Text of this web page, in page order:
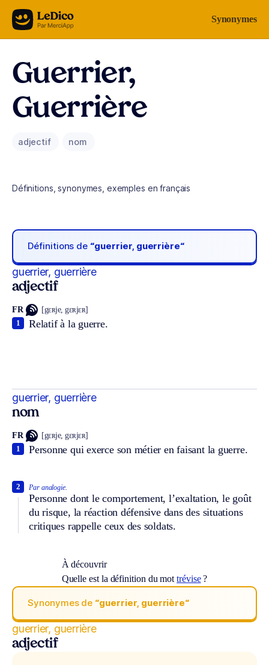
Aller au contenu Synonymes
Guerrier,
Guerrière
adjectif nom
Définitions, synonymes, exemples en français
Définitions de “guerrier, guerrière“
guerrier, guerrière
adjectif
FR [gɛʀje, gɛʀjɛʀ]
Relatif à la guerre.
1
guerrier, guerrière
nom
FR [gɛʀje, gɛʀjɛʀ]
Personne qui exerce son métier en faisant la guerre.
1
Par analogie.
Personne dont le comportement, l’exaltation, le goût
du risque, la réaction défensive dans des situations
critiques rappelle ceux des soldats.
2
À découvrir
Quelle est la définition du mottrévise?
Synonymes de “guerrier, guerrière“
guerrier, guerrière
adjectif